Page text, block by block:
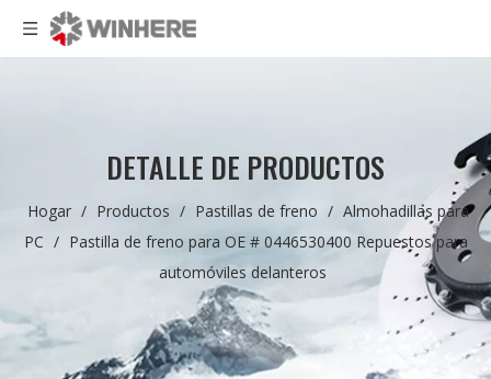
DETALLE DE PRODUCTOS
Hogar / Productos / Pastillas de freno / Almohadillas para
PC / Pastilla de freno para OE # 0446530400 Repuestos para
automóviles delanteros